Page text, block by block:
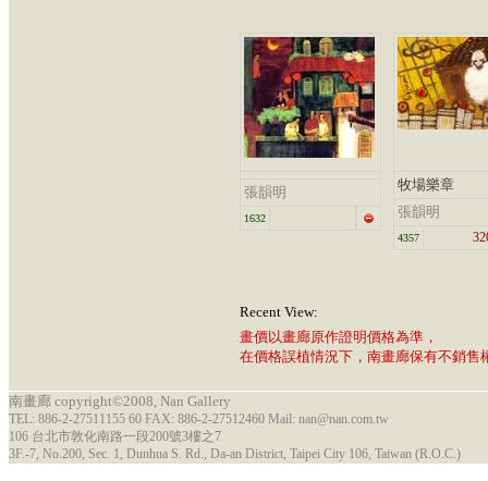
張韻明
1632
牧場樂章
張韻明
4357
Recent View:
畫價以畫廊原作證明價格為準，
在價格誤植情況下，南畫廊保有不銷售
南畫廊 copyright©2008, Nan Gallery
TEL: 886-2-27511155 60 FAX: 886-2-27512460 Mail: nan@nan.com.tw
106 台北市敦化南路一段200號3樓之7
3F.-7, No.200, Sec. 1, Dunhua S. Rd., Da-an District, Taipei City 106, Taiwan (R.O.C.)